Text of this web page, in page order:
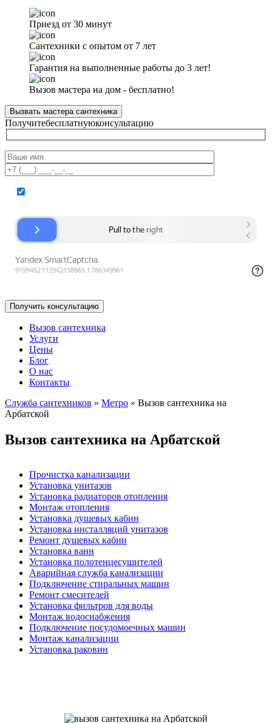
Приезд от 30 минут
Сантехники с опытом от 7 лет
Гарантия на выполненные работы до 3 лет!
Вызов мастера на дом - бесплатно!
Вызвать мастера сантехника
Получитебесплатнуюконсультацию
Вызов сантехника
Услуги
Цены
Блог
О нас
Контакты
Служба сантехников » Метро » Вызов сантехника на
Арбатской
Вызов сантехника на Арбатской
Прочистка канализации
Установка унитазов
Установка радиаторов отопления
Монтаж отопления
Установка душевых кабин
Установка инсталляций унитазов
Ремонт душевых кабин
Установка ванн
Установка полотенцесушителей
Аварийная служба канализации
Подключение стиральных машин
Ремонт смесителей
Установка фильтров для воды
Монтаж водоснабжения
Подключение посудомоечных машин
Монтаж канализации
Установка раковин